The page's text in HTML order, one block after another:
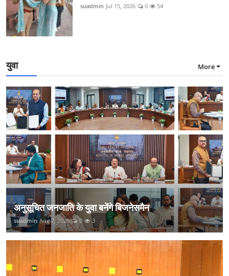
suadmin Jul 15, 2026 0 54
युवा More
अनुसूचित जनजाति के युवा बनेंगे बिजनेसमैन
suadmin Aug 7, 2026 0 3